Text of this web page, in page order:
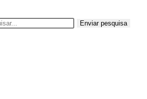
Enviar pesquisa